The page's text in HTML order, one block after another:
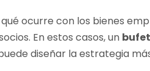
ocurre con los bienes
En estos casos, un
diseñar la estrategia